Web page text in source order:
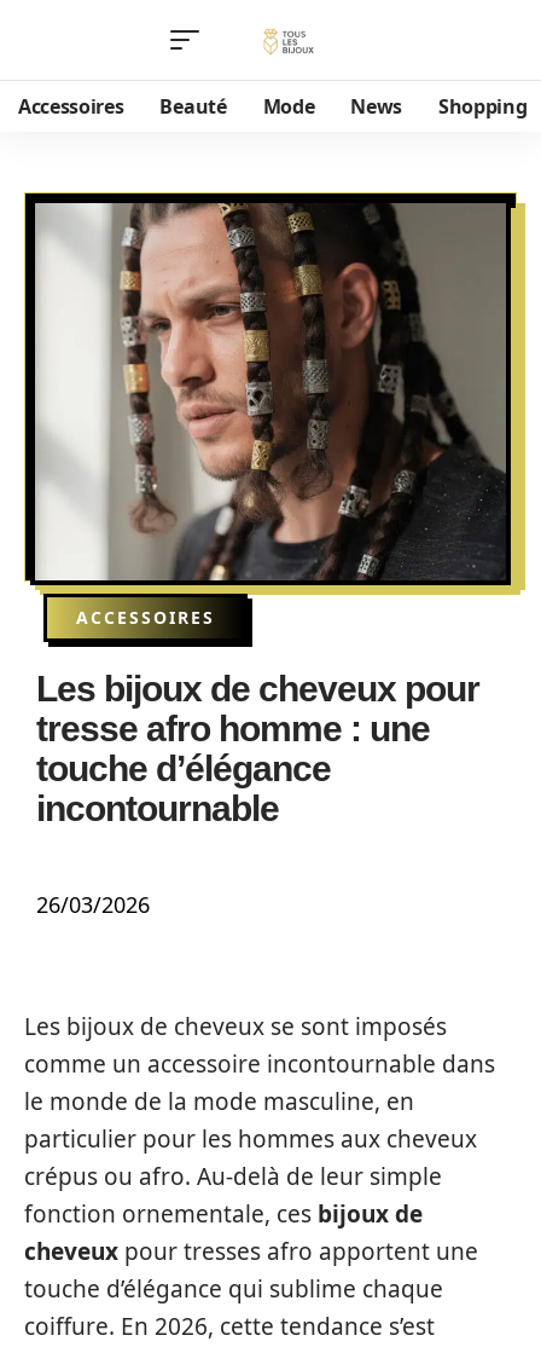
Accessoires Beauté Mode News Shopping
ACCESSOIRES
Les bijoux de cheveux pour
tresse afro homme : une
touche d’élégance
incontournable
26/03/2026
Les bijoux de cheveux se sont imposés
comme un accessoire incontournable dans
le monde de la mode masculine, en
particulier pour les hommes aux cheveux
crépus ou afro. Au-delà de leur simple
fonction ornementale, ces bijoux de
cheveux pour tresses afro apportent une
touche d’élégance qui sublime chaque
coiffure. En 2026, cette tendance s’est